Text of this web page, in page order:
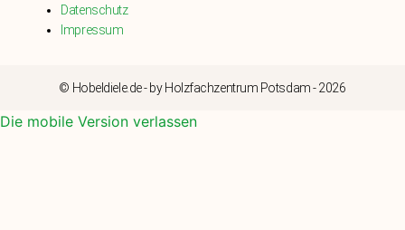
Datenschutz
Impressum
© Hobeldiele.de - by Holzfachzentrum Potsdam - 2026
Die mobile Version verlassen